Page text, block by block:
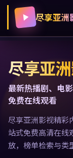
尽享亚洲
尽享亚
最新热播剧、电
免费在线观看
尽享亚洲影视精彩
站式免费高清在线
放，榜单检索与类